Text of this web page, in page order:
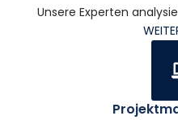
Unsere Experten